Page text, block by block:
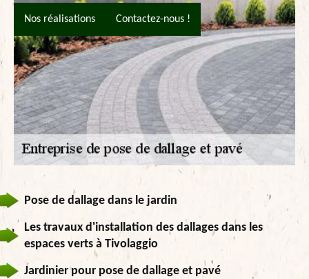
Nos réalisations Contactez-nous !
Pose de dallage dans le jardin
Les travaux d'installation des dallages dans les
espaces verts à Tivolaggio
Jardinier pour pose de dallage et pavé